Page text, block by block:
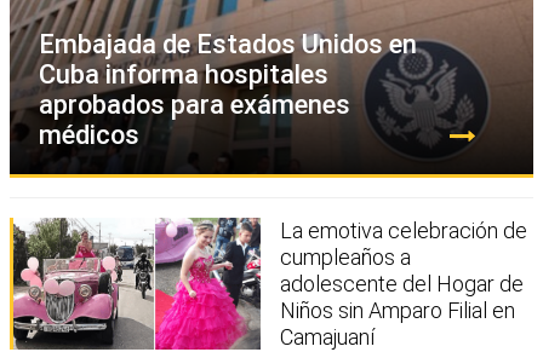
Embajada de Estados Unidos en
Cuba informa hospitales
aprobados para exámenes
médicos
La emotiva celebración de
cumpleaños a
adolescente del Hogar de
Niños sin Amparo Filial en
Camajuaní